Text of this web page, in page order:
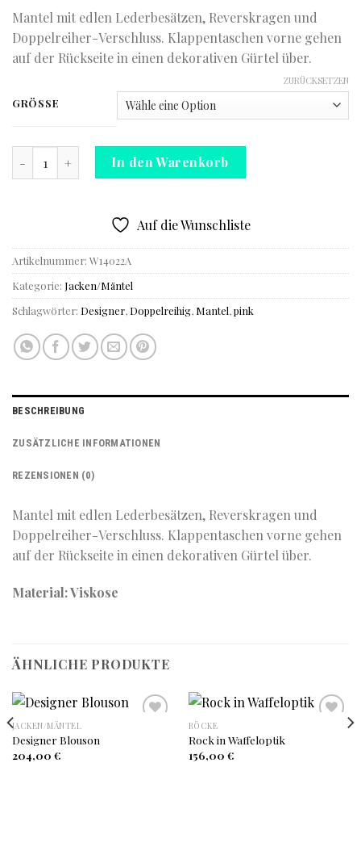
Mantel mit edlen Lederbesätzen, Reverskragen und
Doppelreiher-Verschluss. Klappentaschen vorne gehen
auf der Rückseite in einen dekorativen Gürtel über.
GRÖSSE
ZURÜCKSETZEN
Mantel mit Lederpaspel Menge
In den Warenkorb
Auf die Wunschliste
Artikelnummer: W14022A
Kategorie: Jacken/Mäntel
Schlagwörter: Designer, Doppelreihig, Mantel,pink
BESCHREIBUNG
ZUSÄTZLICHE INFORMATIONEN
REZENSIONEN (0)
Mantel mit edlen Lederbesätzen, Reverskragen und
Doppelreiher-Verschluss. Klappentaschen vorne gehen
auf der Rückseite in einen dekorativen Gürtel über.
Material: Viskose
ÄHNLICHE PRODUKTE
JACKEN/MÄNTEL
Designer Blouson
204,00 €
RÖCKE
Rock in Waffeloptik
156,00 €